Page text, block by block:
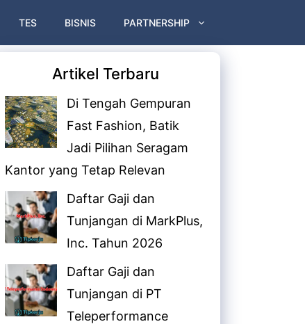
TES BISNIS PARTNERSHIP
Artikel Terbaru
Di Tengah Gempuran
Fast Fashion, Batik
Jadi Pilihan Seragam
Kantor yang Tetap Relevan
Daftar Gaji dan
Tunjangan di MarkPlus,
Inc. Tahun 2026
Daftar Gaji dan
Tunjangan di PT
Teleperformance